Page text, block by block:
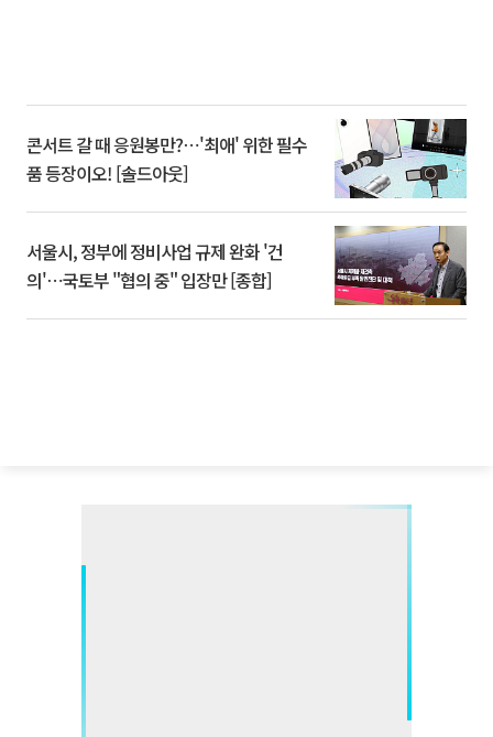
콘서트 갈 때 응원봉만?⋯'최애' 위한 필수
품 등장이오! [솔드아웃]
서울시, 정부에 정비사업 규제 완화 '건
의'⋯국토부 "협의 중" 입장만 [종합]